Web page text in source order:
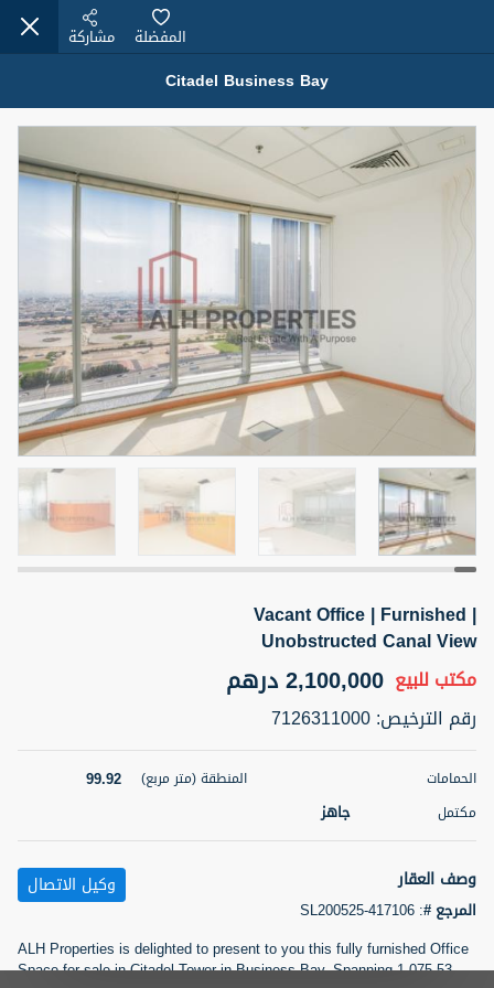
عقارات للبيع (12441)
4
سرير
1
حمام
2
المنطقة (متر
مربع)
75.43
المعروض
مفروش/ة جزئيا
حالة
جاهز
اسم الوسيط
MOHAMMED ARSHAD SAIYED
رقم الوسيط
أتصل الأن
5 أشهر +
2BR Golf, Pool & Villa View | 3 Bathrooms | 1,274.77 Sq
Ft | Ellington House II
شقة للبيع 4,100,000 درهم
2
3
مربع)
118.34
المعروض
غير مفروش /ة
اسم الوسيط
TATIANA VEBER
رقم الوسيط
5 أشهر +
Citadel Business Bay
المفضلة مشاركة
Vacant Office | Furnished |
Unobstructed Canal View
مكتب للبيع 2,100,000 درهم
رقم الترخيص:
7126311000
الحمامات المنطقة (متر مربع) 99.92
مكتمل جاهز
وصف العقار
المرجع #:
SL200525-417106
وكيل الاتصال
ALH Properties is delighted to present to you this fully furnished Office
Space for sale in Citadel Tower in Business Bay. Spanning 1,075.53
تصفية